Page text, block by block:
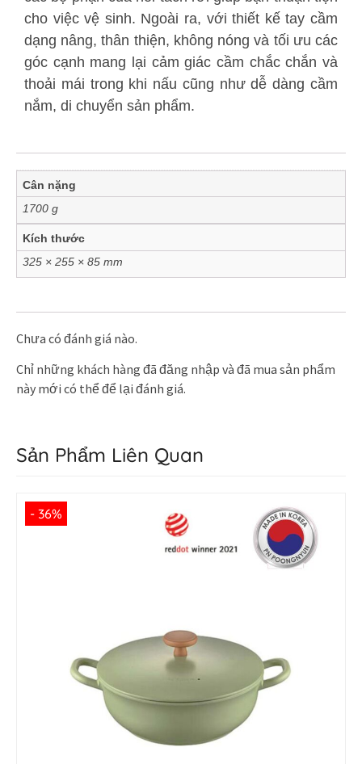
cho việc vệ sinh. Ngoài ra, với thiết kế tay cầm
dạng nâng, thân thiện, không nóng và tối ưu các
góc cạnh mang lại cảm giác cầm chắc chắn và
thoải mái trong khi nấu cũng như dễ dàng cầm
nắm, di chuyển sản phẩm.
Cân nặng
1700 g
Kích thước
325 × 255 × 85 mm
Chưa có đánh giá nào.
Chỉ những khách hàng đã đăng nhập và đã mua sản phẩm
này mới có thể để lại đánh giá.
Sản Phẩm Liên Quan
- 36%